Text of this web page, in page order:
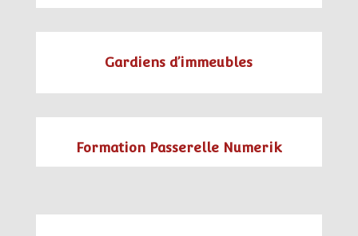
Gardiens d’immeubles
Formation Passerelle Numerik